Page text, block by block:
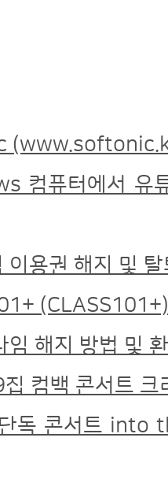
컴퓨터에서 유
이용권 해지 및
임 해지 방법 및
컴백 콘서트
독 콘서트 into